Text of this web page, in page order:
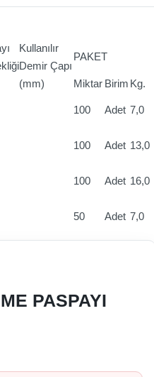
Kullanılır
Demir Çapı
PAKET
(mm) Miktar Birim Kg.
100 Adet 7,0
100 Adet 13,0
100 Adet 16,0
50 Adet 7,0
PASPAYI